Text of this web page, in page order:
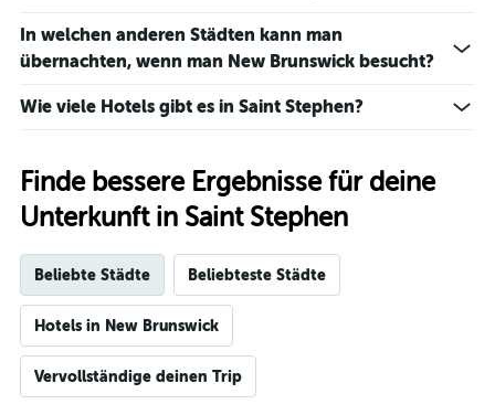
In welchen anderen Städten kann man
übernachten, wenn man New Brunswick besucht?
Wie viele Hotels gibt es in Saint Stephen?
Finde bessere Ergebnisse für deine
Unterkunft in Saint Stephen
Beliebte Städte Beliebteste Städte
Hotels in New Brunswick
Vervollständige deinen Trip